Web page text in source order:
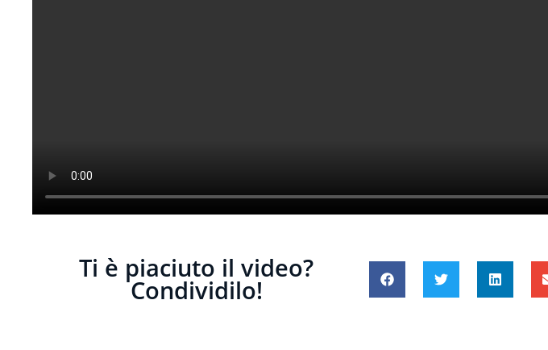
Ti è piaciuto il video?
Condividilo!